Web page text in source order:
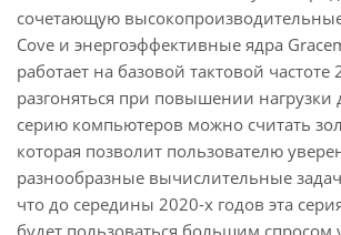
сочетающую
Cove и энергоэффективные ядра
работает на базовой тактовой
разгоняться при повышении нагрузки
серию компьютеров можно считать
которая позволит пользователю
разнообразные вычислительные
что до середины 2020-х годов эта
будет пользоваться большим спросом